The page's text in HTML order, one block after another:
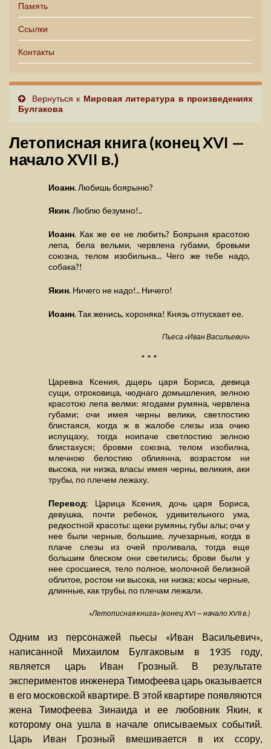
Память
Ссылки
Контакты
Вернуться к Мировая литература в произведениях
Булгакова
Летописная книга (конец XVI —
начало XVII в.)
Иоанн. Любишь боярыню?
Якин. Люблю безумно!..
Иоанн. Как же ее не любить? Боярыня красотою
лепа, бела вельми, червлена губами, бровьми
союзна, телом изобильна... Чего же тебе надо,
собака?!
Якин. Ничего не надо!.. Ничего!
Иоанн. Так женись, хороняка! Князь отпускает ее.
Пьеса «Иван Васильевич»
* * *
Царевна Ксения, дщерь царя Бориса, девица
сущи, отроковица, чюднаго домышления, зелною
красотою лепа велми: ягодами румяна, червлена
губами; очи имея черны велики, светлостию
блистаяся, когда ж в жалобе слезы иза очию
испущаху, тогда ноипаче светлостию зелною
блистахуся; бровми союзна, телом изобилна,
млечною белостию облиянна, возрастом ни
высока, ни низка, власы имея черны, великия, аки
трубы, по плечем лежаху.
Перевод: Царица Ксения, дочь царя Бориса,
девушка, почти ребенок, удивительного ума,
редкостной красоты: щеки румяны, губы алы; очи у
нее были черные, большие, лучезарные, когда в
плаче слезы из очей проливала, тогда еще
большим блеском они светились; брови были у
нее сросшиеся, тело полное, молочной белизной
облитое, ростом ни высока, ни низка; косы черные,
длинные, как трубы, по плечам лежали.
«Летописная книга» (конец XVI — начало XVII в.)
Одним из персонажей пьесы «Иван Васильевич»,
написанной Михаилом Булгаковым в 1935 году,
является царь Иван Грозный. В результате
экспериментов инженера Тимофеева царь оказывается
в его московской квартире. В этой квартире появляются
жена Тимофеева Зинаида и ее любовник Якин, к
которому она ушла в начале описываемых событий.
Царь Иван Грозный вмешивается в их ссору,